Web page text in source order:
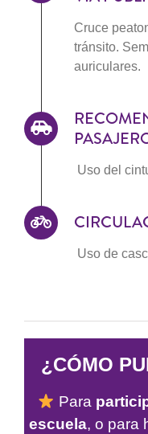
Cruce
tránsito.
auriculares.
Uso del
Uso de
¿CÓMO
Para
escuela, o para